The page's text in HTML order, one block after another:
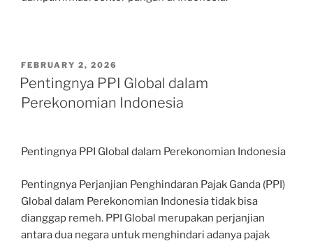
POSTED
ON
FEBRUARY 2, 2026
Pentingnya PPI Global dalam
Perekonomian Indonesia
Pentingnya PPI Global dalam Perekonomian Indonesia
Pentingnya Perjanjian Penghindaran Pajak Ganda (PPI)
Global dalam Perekonomian Indonesia tidak bisa
dianggap remeh. PPI Global merupakan perjanjian
antara dua negara untuk menghindari adanya pajak